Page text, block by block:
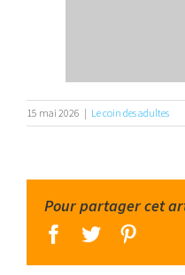
15 mai 2026 | Le coin des adultes
Pour partager cet
facebook
twitter